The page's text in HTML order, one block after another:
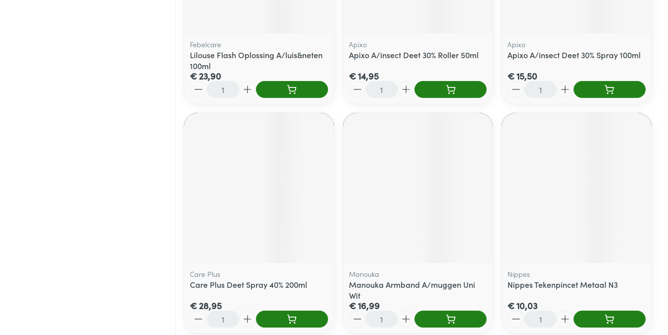
Febelcare
Lilouse Flash Oplossing A/luis&neten
100ml
€ 23,90
Apixo
Apixo A/insect Deet 30% Roller 50ml
€ 14,95
Apixo
Apixo A/insect Deet 30% Spray 100ml
€ 15,50
Care Plus
Care Plus Deet Spray 40% 200ml
€ 28,95
Manouka
Manouka Armband A/muggen Uni
Wit
€ 16,99
Nippes
Nippes Tekenpincet Metaal N3
€ 10,03